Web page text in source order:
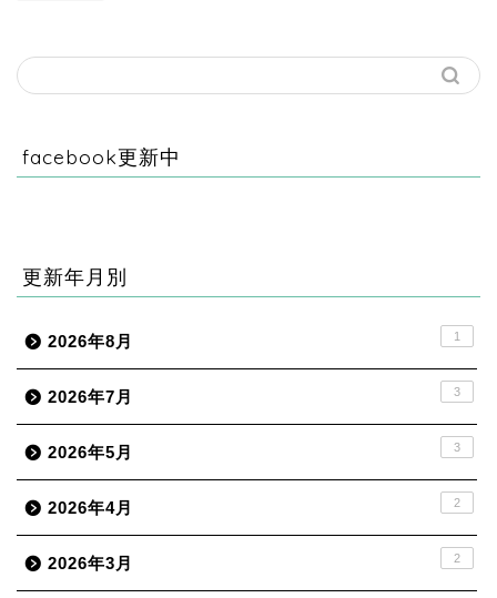
facebook更新中
更新年月別
2026年8月 1
2026年7月 3
2026年5月 3
2026年4月 2
2026年3月 2